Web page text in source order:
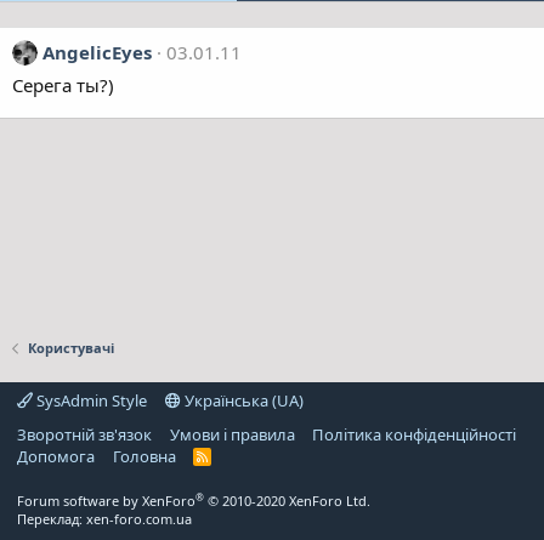
AngelicEyes 03.01.11
Серега ты?)
Користувачі
SysAdmin Style
Українська (UA)
Зворотній зв'язок
Умови і правила
Політика конфіденційності
Дoпoмoга
Головна
R
Forum software by XenForo® © 2010-2020 XenForo Ltd.
Переклад: xen-foro.com.ua